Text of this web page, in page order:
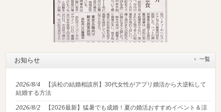
お知らせ 一覧
2026/8/4
【浜松の結婚相談所】30代女性がアプリ婚活から大逆転して
結婚する方法
2026/8/2
【2026最新】猛暑でも成婚！夏の婚活おすすめイベント＆涼